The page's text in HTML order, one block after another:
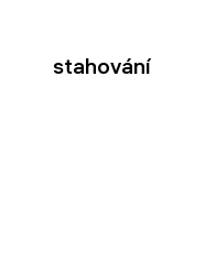
stahování